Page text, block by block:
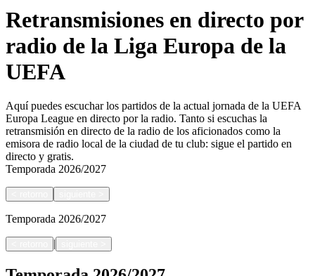
Retransmisiones en directo por
radio de la Liga Europa de la
UEFA
Aquí puedes escuchar los partidos de la actual jornada de la UEFA
Europa League en directo por la radio. Tanto si escuchas la
retransmisión en directo de la radio de los aficionados como la
emisora de radio local de la ciudad de tu club: sigue el partido en
directo y gratis.
Temporada 2026/2027
Temporada 2026/2027
|